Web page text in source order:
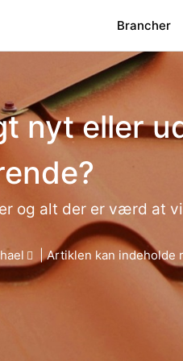
Brancher
nyt eller
og alt der er værd at
| Artiklen kan indeholde